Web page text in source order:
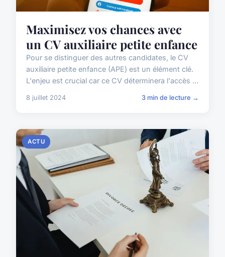
Maximisez vos chances avec
un CV auxiliaire petite enfance
Pour se distinguer des autres candidates, le CV
auxiliaire petite enfance (APE) est un élément clé.
L'enjeu est crucial car ce CV déterminera l'accès ...
8 juillet 2024 3 min de lecture →
ACTU